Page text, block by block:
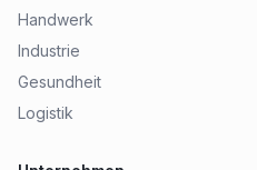
Handwerk
Industrie
Gesundheit
Logistik